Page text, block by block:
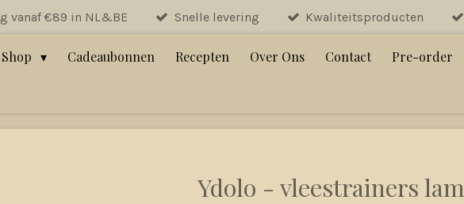
vanaf €89 in NL&BE Snelle levering Kwaliteitsproducten
Shop Cadeaubonnen Recepten Over Ons Contact Pre-order
Ydolo - vleestrainers lam